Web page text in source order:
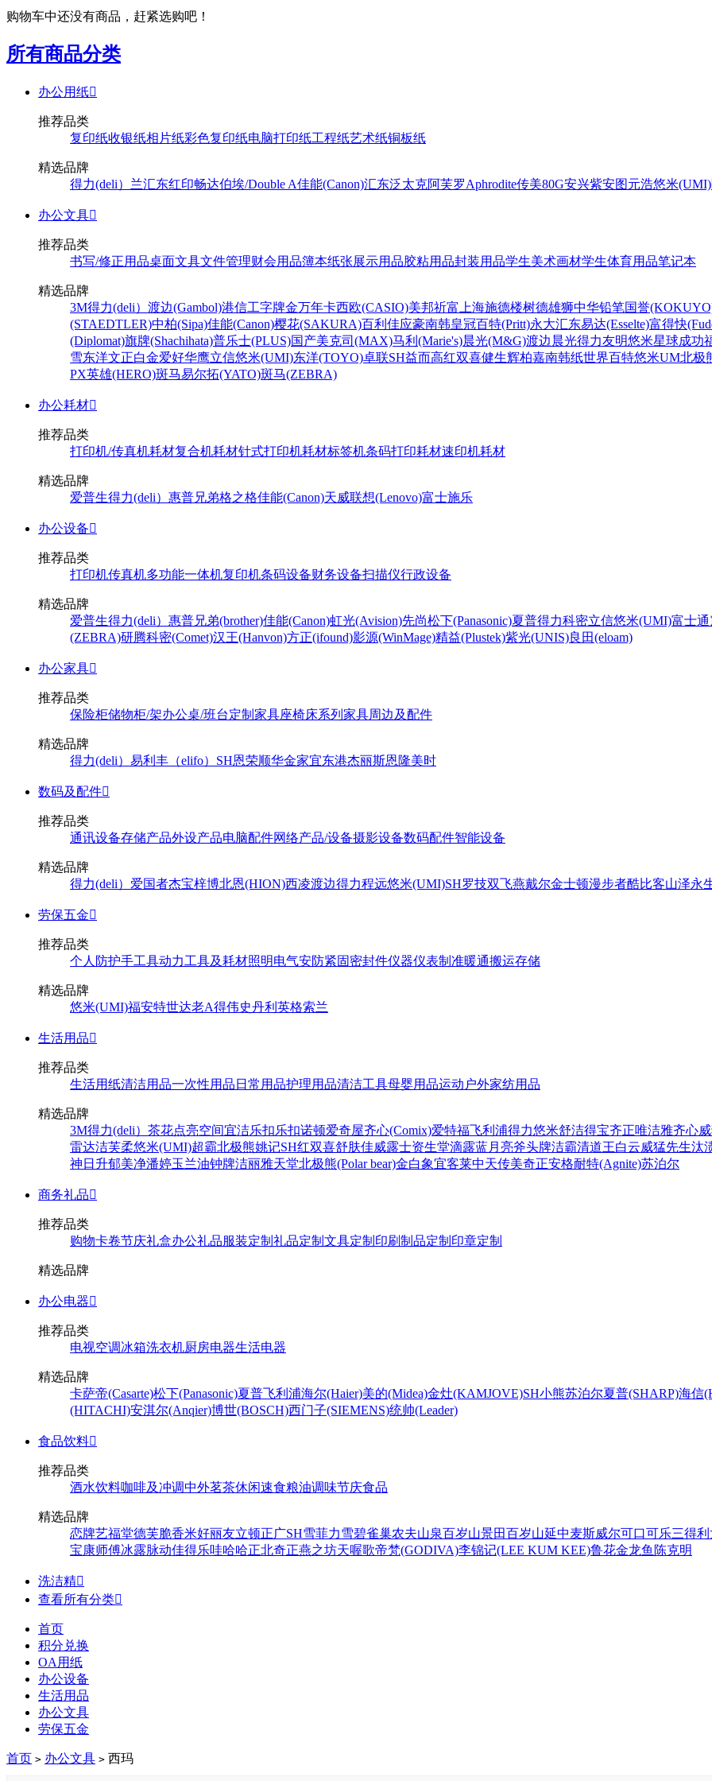
购物车中还没有商品，赶紧选购吧！
所有商品分类
办公用纸
推荐品类
复印纸收银纸相片纸彩色复印纸电脑打印纸工程纸艺术纸铜板纸
精选品牌
得力(deli） 兰汇东红印畅达伯埃/Double A佳能(Canon)汇东泛太克阿芙罗Aphrodite传美80G安兴紫安图元浩悠米(UMI)
办公文具
推荐品类
书写/修正用品桌面文具文件管理财会用品簿本纸张展示用品胶粘用品封装用品学生美术画材学生体育用品笔记本
精选品牌
3M得力(deli） 渡边(Gambol)港信工字牌金万年卡西欧(CASIO)美邦祈富 上海施德楼树德雄狮中华铅笔国誉
(STAEDTLER)中柏(Sipa)佳能(Canon)樱花(SAKURA)百利佳应豪南韩皇冠百特(Pritt)永大汇东易达(Esselte)富得快
(Diplomat)旗牌(Shachihata)普乐士(PLUS)国产美克司(MAX)马利(Marie's)晨光(M&G)渡边 晨光得力友明悠米星球成功
雪东洋文正白金爱好华鹰立信悠米(UMI)东洋(TOYO)卓联SH益而高红双喜健生辉柏嘉南韩纸世界百特悠米UM北极
PX英雄(HERO)斑马易尔拓(YATO)斑马(ZEBRA)
办公耗材
推荐品类
打印机/传真机耗材复合机耗材针式打印机耗材标签机条码打印耗材速印机耗材
精选品牌
爱普生得力(deli） 惠普兄弟格之格佳能(Canon)天威联想(Lenovo)富士施乐
办公设备
推荐品类
打印机传真机多功能一体机复印机条码设备财务设备扫描仪行政设备
精选品牌
爱普生得力(deli） 惠普兄弟(brother)佳能(Canon)虹光(Avision)先尚松下(Panasonic)夏普得力科密立信悠米(UMI)富士通
(ZEBRA)研腾科密(Comet)汉王(Hanvon)方正(ifound)影源(WinMage)精益(Plustek)紫光(UNIS)良田(eloam)
办公家具
推荐品类
保险柜储物柜/架办公桌/班台定制家具座椅床系列 家具周边及配件
精选品牌
得力(deli） 易利丰（elifo） SH恩荣顺华金家宜东港杰丽斯恩隆美时
数码及配件
推荐品类
通讯设备存储产品外设产品电脑配件网络产品/设备摄影设备数码配件智能设备
精选品牌
得力(deli） 爱国者杰宝梓博北恩(HION)西凌渡边得力程远悠米(UMI)SH罗技双飞燕戴尔金士顿漫步者酷比客山泽永
劳保五金
推荐品类
个人防护手工具动力工具及耗材照明电气安防紧固密封件仪器仪表制准暖通搬运存储
精选品牌
悠米(UMI)福安特世达老A得伟史丹利 英格索兰
生活用品
推荐品类
生活用纸清洁用品一次性用品 日常用品护理用品清洁工具母婴用品运动户外家纺用品
精选品牌
3M得力(deli） 茶花点亮空间宜洁乐扣乐扣诺顿爱奇屋齐心(Comix)爱特福飞利浦得力悠米舒洁得宝齐正唯洁雅齐心
雷达洁芙柔悠米(UMI)超霸北极熊姚记SH红双喜舒肤佳威露士资生堂滴露蓝月亮斧头牌洁霸清道王白云威猛先生汰
神 日升郁美净潘婷玉兰油钟牌洁丽雅天堂北极熊(Polar bear)金白象宜客莱中天传美奇正安格耐特(Agnite)苏泊尔
商务礼品
推荐品类
购物卡卷节庆礼盒办公礼品服装定制 礼品定制 文具定制 印刷制品定制 印章定制
精选品牌
办公电器
推荐品类
电视空调冰箱洗衣机厨房电器生活电器
精选品牌
卡萨帝(Casarte)松下(Panasonic)夏普飞利浦海尔(Haier)美的(Midea)金灶(KAMJOVE)SH小熊苏泊尔夏普(SHARP)海信
(HITACHI)安淇尔(Anqier)博世(BOSCH)西门子(SIEMENS)统帅(Leader)
食品饮料
推荐品类
酒水饮料咖啡及冲调中外茗茶休闲速食粮油调味节庆食品
精选品牌
恋牌艺福堂德芙脆香米好丽友立顿正广SH雪菲力雪碧雀巢农夫山泉百岁山景田百岁山延中麦斯威尔可口可乐三得利
宝康师傅冰露脉动佳得乐哇哈哈正北奇正燕之坊天喔歌帝梵(GODIVA)李锦记(LEE KUM KEE)鲁花金龙鱼 陈克明
洗洁精
查看所有分类
首页
积分兑换
OA用纸
办公设备
生活用品
办公文具
劳保五金
首页 > 办公文具 > 西玛